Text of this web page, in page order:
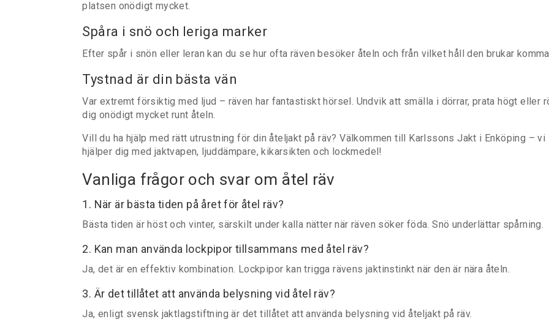
platsen onödigt mycket.
Spåra i snö och leriga marker
Efter spår i snön eller leran kan du se hur ofta räven besöker åteln och från vilket håll den brukar
Tystnad är din bästa vän
Var extremt försiktig med ljud – räven har fantastiskt hörsel. Undvik att smälla i dörrar, prata högt eller
dig onödigt mycket runt åteln.
Vill du ha hjälp med rätt utrustning för din åteljakt på räv? Välkommen till Karlssons Jakt i Enköping – vi
hjälper dig med jaktvapen, ljuddämpare, kikarsikten och lockmedel!
Vanliga frågor och svar om åtel räv
1. När är bästa tiden på året för åtel räv?
Bästa tiden är höst och vinter, särskilt under kalla nätter när räven söker föda. Snö underlättar spårning.
2. Kan man använda lockpipor tillsammans med åtel räv?
Ja, det är en effektiv kombination. Lockpipor kan trigga rävens jaktinstinkt när den är nära åteln.
3. Är det tillåtet att använda belysning vid åtel räv?
Ja, enligt svensk jaktlagstiftning är det tillåtet att använda belysning vid åteljakt på räv.